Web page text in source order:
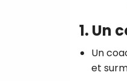
1. Un
Un
et